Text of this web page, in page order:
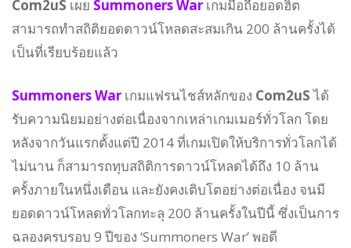
Com2uS เผย Summoners War เกมมือถือยอดฮิต
สามารถทำสถิติยอดดาวน์โหลดสะสมเกิน 200 ล้านครั้งได้
เป็นที่เรียบร้อยแล้ว
Summoners War เกมแฟรนไชส์หลักของ Com2uSได้
รับความนิยมอย่างต่อเนื่องจากเหล่าเกมเมอร์ทั่วโลก โดย
หลังจากวันแรกตั้งแต่ปี 2014 ที่เกมเปิดให้บริการทั่วโลกได้
ไม่นาน ก็สามารถทุบสถิติการดาวน์โหลดได้ถึง 10 ล้าน
ครั้งภายในหนึ่งเดือน และยังคงเติบโตอย่างต่อเนื่อง จนมี
ยอดดาวน์โหลดทั่วโลกทะลุ 200 ล้านครั้งในปีนี้ ซึ่งเป็นการ
ฉลองครบรอบ 9 ปีของ ‘Summoners War’ พอดี